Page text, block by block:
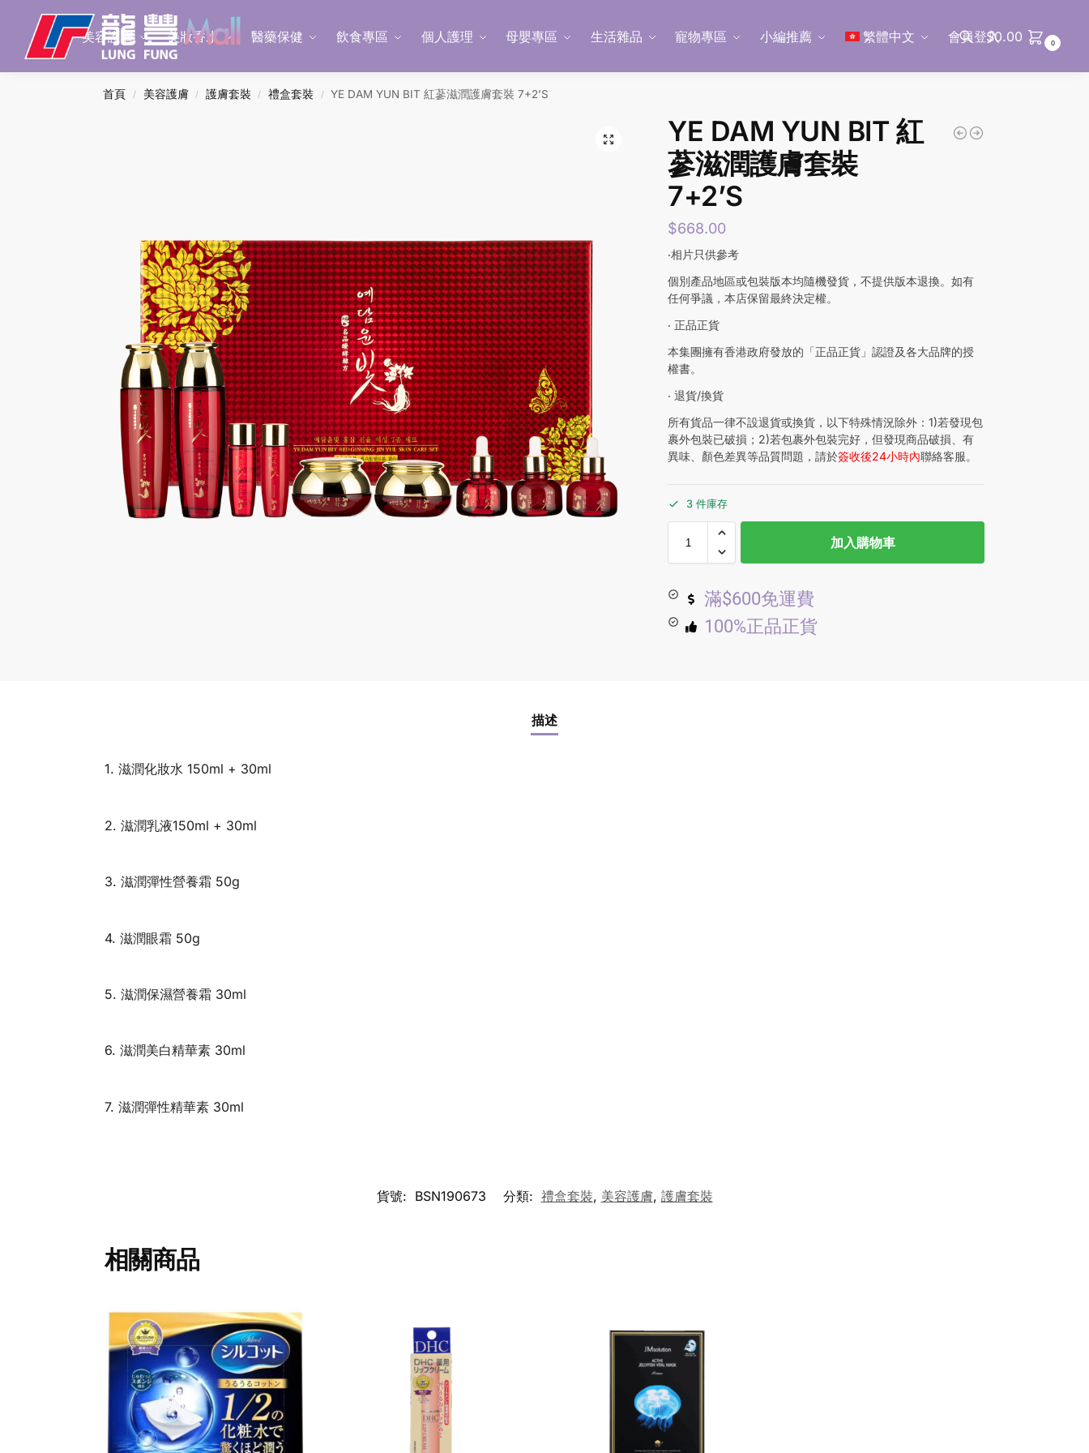
美容護膚 美妝香水 醫藥保健 飲食專區 個人護理 母嬰專區 生活雜品 寵物專區 小編推薦 繁體中文 會員登入
Search
$0.00 0
首頁 / 美容護膚 / 護膚套裝 / 禮盒套裝 / YE DAM YUN BIT 紅蔘滋潤護膚套裝 7+2’S
YE DAM YUN BIT 紅
蔘滋潤護膚套裝
7+2’S
$668.00
‧相片只供參考
個別產品地區或包裝版本均隨機發貨，不提供版本退換。如有
任何爭議，本店保留最終決定權。
‧ 正品正貨
本集團擁有香港政府發放的「正品正貨」認證及各大品牌的授
權書。
‧ 退貨/換貨
所有貨品一律不設退貨或換貨，以下特殊情況除外：1)若發現包
裹外包裝已破損；2)若包裹外包裝完好，但發現商品破損、有
異味、顏色差異等品質問題，請於簽收後24小時內聯絡客服。
3 件庫存
加入購物車
滿$600免運費
100%正品正貨
描述
1. 滋潤化妝水 150ml + 30ml
2. 滋潤乳液150ml + 30ml
3. 滋潤彈性營養霜 50g
4. 滋潤眼霜 50g
5. 滋潤保濕營養霜 30ml
6. 滋潤美白精華素 30ml
7. 滋潤彈性精華素 30ml
貨號: BSN190673 分類: 禮盒套裝, 美容護膚, 護膚套裝
相關商品